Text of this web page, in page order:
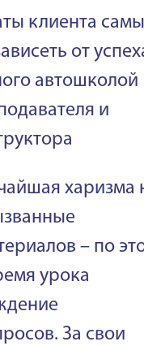
клиента
от
автошколой
и
харизма
– по
урока
За свои